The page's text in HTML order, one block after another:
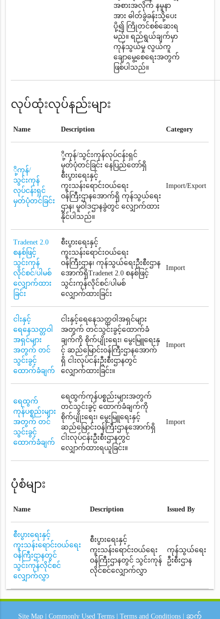
အစားအလိုက် နမူနာ
အား ဓါတ်ခွဲခန်းသို့ပေး
ပို့၍ ကြိုတင်စစ်ဆေးရ
မည်။ ရည်ရွယ်ချက်မှာ
ကုန်သွယ်မှု လွယ်ကူ
ချောမွေ့စေရေးအတွက်
ဖြစ်ပါသည်။
လုပ်ထုံးလုပ်နည်းများ
Name Description Category
ို့ကုန်/
သွင်းကုန်
လုပ်ငန်းရှင်
မှတ်ပုံတင်ခြင်း
ို့ကုန်/သွင်းကုန်လုပ်ငန်းရှင်
မှတ်ပုံတင်ခြင်း နေပြည်တော်ရှိ
စီးပွားရေးနှင့်
ကူးသန်းရောင်းဝယ်ရေး
ဝန်ကြီးဌာနအောက်ရှိ ကုန်သွယ်ရေး
ဌာန၊ မူဝါဒဌာနခွဲတွင် လျှောက်ထား
နိုင်ပါသည်။
Import/Export
Tradenet 2.0
စနစ်ဖြင့်
သွင်းကုန်
လိုင်စင်/ပါမစ်
လျှောက်ထား
ခြင်း
စီးပွားရေးနှင့်
ကူးသန်းရောင်းဝယ်ရေး
ဝန်ကြီးဌာန၊ ကုန်သွယ်ရေးဦးစီးဌာန
အောက်ရှိTradenet 2.0 စနစ်ဖြင့်
သွင်းကုန်လိုင်စင်/ပါမစ်
လျှောက်ထားခြင်း
Import
ငါးနှင့်
ရေနေသတ္တဝါ
အရှင်များ
အတွက် တင်
သွင်းခွင့်
ထောက်ခံချက်
ငါးနှင့်ရေနေသတ္တဝါအရှင်များ
အတွက် တင်သွင်းခွင့်ထောက်ခံ
ချက်ကို စိုက်ပျိုးရေး၊ မွေးမြူရေးနှ
င့် ဆည်မြောင်း၀န်ကြီးဌာနအောက်
ရှိ ငါးလုပ်ငန်းဦးစီးဌာနတွင်
လျှောက်ထားခြင်း။
Import
ရေထွက်
ကုန်ပစ္စည်းများ
အတွက် တင်
သွင်းခွင့်
ထောက်ခံချက်
ရေထွက်ကုန်ပစ္စည်းများအတွက်
တင်သွင်းခွင့် ထောက်ခံချက်ကို
စိုက်ပျိုးရေး၊ မွေးမြူရေးနှင့်
ဆည်မြောင်း၀န်ကြီးဌာနအောက်ရှိ
ငါးလုပ်ငန်းဦးစီးဌာနတွင်
လျှောက်ထားရယူခြင်း။
Import
ပုံစံများ
Name Description Issued By
စီးပွားရေးနှင့်
ကူးသန်းရောင်းဝယ်ရေး
ဝန်ကြီးဌာနတွင်
သွင်းကုန်လိုင်စင်
လျှောက်လွှာ
စီးပွားရေးနှင့်
ကူးသန်းရောင်းဝယ်ရေး
ဝန်ကြီးဌာနတွင် သွင်းကုန်
လိုင်စင်လျှောက်လွှာ
ကုန်သွယ်ရေး
ဦးစီးဌာန
Site Map Commonly Used Terms Terms and Conditions ဆက်